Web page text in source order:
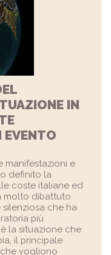
IN
EVENTO
manifestazioni e
definito la
coste italiane ed
molto dibattuto.
che ha
più
la situazione che
il principale
vogliono